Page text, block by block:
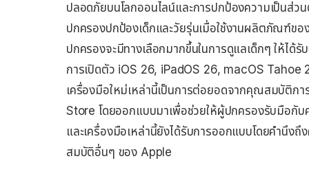
ปลอดภัยบนโลกออนไลน์และการปกป้องความเป็นส่ว
ปกครองปกป้องเด็กและวัยรุ่นเมื่อใช้งานผลิตภัณฑ์ข
ปกครองจะมีทางเลือกมากขึ้นในการดูแลเด็กๆ ให้ไ
การเปิดตัว iOS 26, iPadOS 26, macOS
เครื่องมือใหม่เหล่านี้เป็นการต่อยอดจากคุณสมบัติก
Store โดยออกแบบมาเพื่อช่วยให้ผู้ปกครองรับมือกับ
และเครื่องมือเหล่านี้ยังได้รับการออกแบบโดยคำนึง
สมบัติอื่นๆ ของ Apple